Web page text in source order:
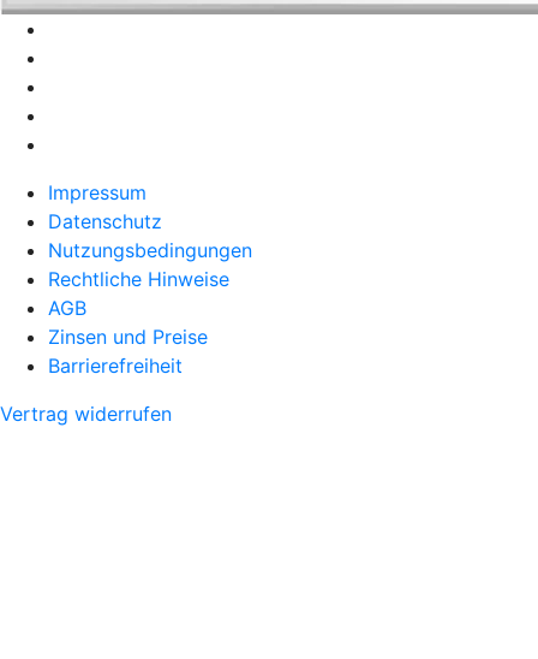
Impressum
Datenschutz
Nutzungsbedingungen
Rechtliche Hinweise
AGB
Zinsen und Preise
Barrierefreiheit
Vertrag widerrufen